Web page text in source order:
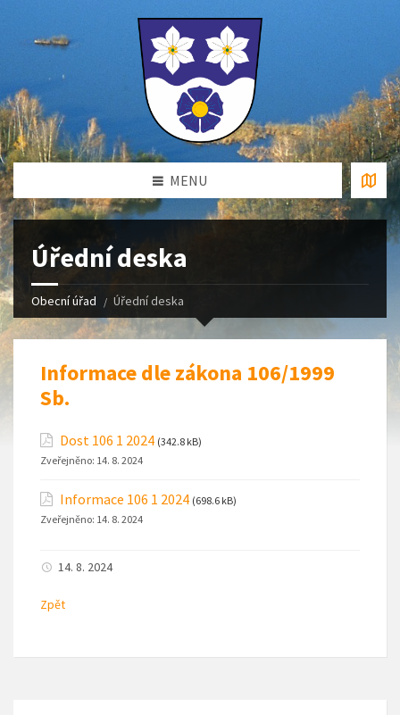
MENU
Úřední deska
Obecní úřad Úřední deska
Informace dle zákona 106/1999
Sb.
Dost 106 1 2024 (342.8 kB)
Zveřejněno: 14. 8. 2024
Informace 106 1 2024 (698.6 kB)
Zveřejněno: 14. 8. 2024
14. 8. 2024
Zpět